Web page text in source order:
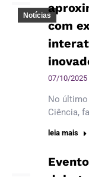
Notícias
com
07/10/2025
No último
Ciência,
leia mais